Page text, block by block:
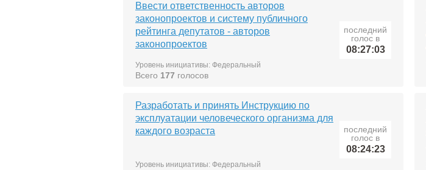
последний
голос в
08:27:03
Ввести ответственность авторов
законопроектов и систему публичного
рейтинга депутатов - авторов
законопроектов
Уровень инициативы: Федеральный
Всего 177 голосов
последний
голос в
08:24:23
Разработать и принять Инструкцию по
эксплуатации человеческого организма для
каждого возраста
Уровень инициативы: Федеральный